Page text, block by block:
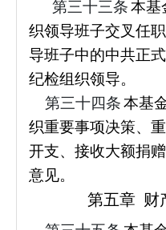
第三十三条本基
织领导班子交叉任
导班子中的中共正
纪检组织领导。
第三十四条本基
织重要事项决策、
开支、接收大额捐
意见。
第五章 财